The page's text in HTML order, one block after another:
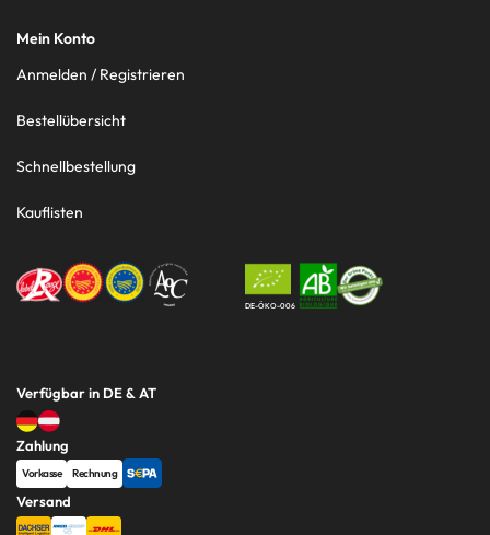
Mein Konto
Anmelden / Registrieren
Bestellübersicht
Schnellbestellung
Kauflisten
DE-ÖKO-006
Verfügbar in DE & AT
Zahlung
Vorkasse Rechnung
Versand